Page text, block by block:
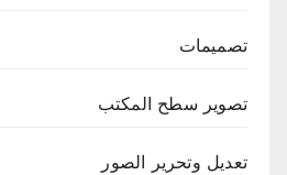
تصميمات
تصوير سطح المكتب
تعديل وتحرير الصور